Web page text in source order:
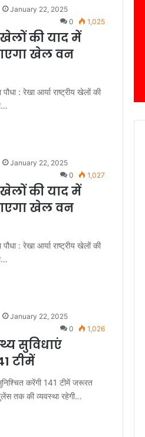
January 22, 2025
0
1,025
खेलों की याद में
खेल वन
: रेखा आर्या राष्ट्रीय खेलों की
January 22, 2025
0
1,027
खेलों की याद में
खेल वन
: रेखा आर्या राष्ट्रीय खेलों की
January 22, 2025
0
1,026
सुविधाएं
टीमें
करेंगी 141 टीमें जरूरत
तक की व्यवस्था रहेगी…